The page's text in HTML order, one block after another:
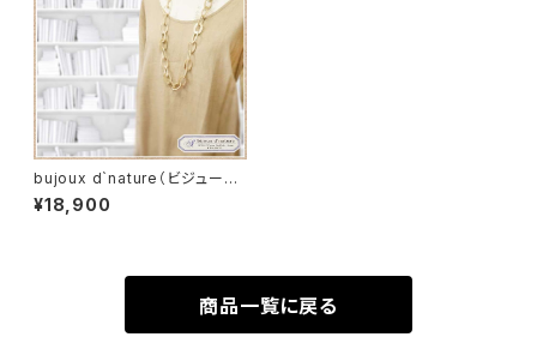
bujoux d`nature（ビジュー
ド ナチュール）FRANCE ネッ
クレス
¥18,900
商品一覧に戻る